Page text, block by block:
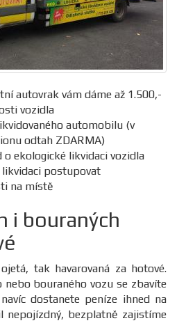
autovrak vám dáme až 1.500,-
vozidla
automobilu (v
odtah ZDARMA)
o ekologické likvidaci vozidla
postupovat
na místě
i bouraných
tak havarovaná za hotové.
nebo bouraného vozu se zbavíte
dostanete peníze ihned na
nepojízdný, bezplatně zajistíme